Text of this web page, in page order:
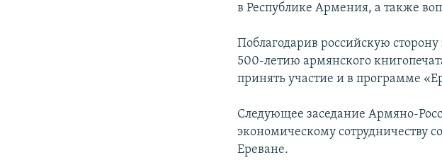
в Республике Армения, а также
Поблагодарив российскую
500-летию армянского
принять участие и в программе
Следующее заседание Армяно-
экономическому сотрудничеству
Ереване.